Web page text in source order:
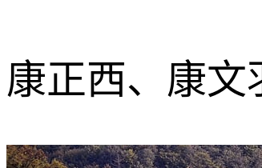
康正西、康